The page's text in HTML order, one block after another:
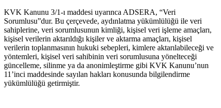
KVK Kanunu 3/1-ı maddesi uyarınca ADSERA, “Veri
Sorumlusu”dur. Bu çerçevede, aydınlatma yükümlülüğü ile veri
sahiplerine, veri sorumlusunun kimliği, kişisel veri işleme amaçları,
kişisel verilerin aktarıldığı kişiler ve aktarma amaçları, kişisel
verilerin toplanmasının hukuki sebepleri, kimlere aktarılabileceği ve
yöntemleri, kişisel veri sahibinin veri sorumlusuna yönelteceği
güncelleme, silinme ya da anonimleştirme gibi KVK Kanunu’nun
11’inci maddesinde sayılan hakları konusunda bilgilendirme
yükümlülüğü getirmiştir.